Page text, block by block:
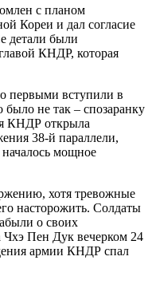
с планом
Кореи и дал согласие
детали были
КНДР, которая
первыми вступили в
не так – спозаранку
КНДР открыла
38-й параллели,
мощное
хотя тревожные
насторожить. Солдаты
о своих
Чхэ Пен Дук вечерком 24
армии КНДР спал